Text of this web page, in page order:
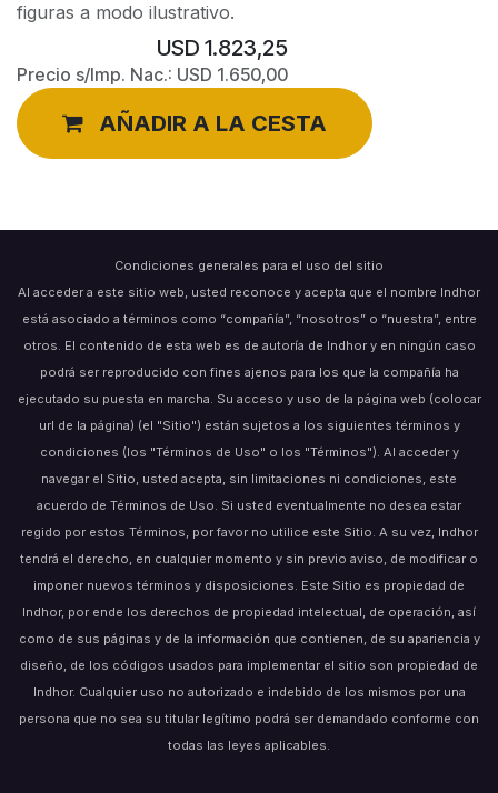
figuras a modo ilustrativo.
USD 1.823,25
Precio s/Imp. Nac.: USD 1.650,00
AÑADIR A LA CESTA
Condiciones generales para el uso del sitio
Al acceder a este sitio web, usted reconoce y acepta que el nombre Indhor
está asociado a términos como “compañía”, “nosotros” o “nuestra”, entre
otros. El contenido de esta web es de autoría de Indhor y en ningún caso
podrá ser reproducido con fines ajenos para los que la compañía ha
ejecutado su puesta en marcha. Su acceso y uso de la página web (colocar
url de la página) (el "Sitio") están sujetos a los siguientes términos y
condiciones (los "Términos de Uso" o los "Términos"). Al acceder y
navegar el Sitio, usted acepta, sin limitaciones ni condiciones, este
acuerdo de Términos de Uso. Si usted eventualmente no desea estar
regido por estos Términos, por favor no utilice este Sitio. A su vez, Indhor
tendrá el derecho, en cualquier momento y sin previo aviso, de modificar o
imponer nuevos términos y disposiciones. Este Sitio es propiedad de
Indhor, por ende los derechos de propiedad intelectual, de operación, así
como de sus páginas y de la información que contienen, de su apariencia y
diseño, de los códigos usados para implementar el sitio son propiedad de
Indhor. Cualquier uso no autorizado e indebido de los mismos por una
persona que no sea su titular legítimo podrá ser demandado conforme con
todas las leyes aplicables.